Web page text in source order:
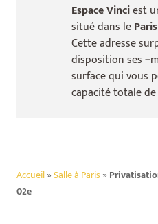
Espace Vinciest
situé dans le
Cette adresse
disposition ses--
surface qui vous
capacité totale de
Accueil»Salle à Paris »
02e